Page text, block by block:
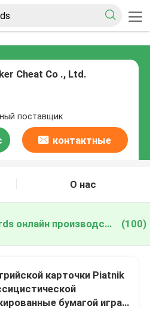
Cheat Co ., Ltd.
поставщик
контактные
О нас
marked playing cards онлайн производство (100)
карточки Piatnik
бумагой играя